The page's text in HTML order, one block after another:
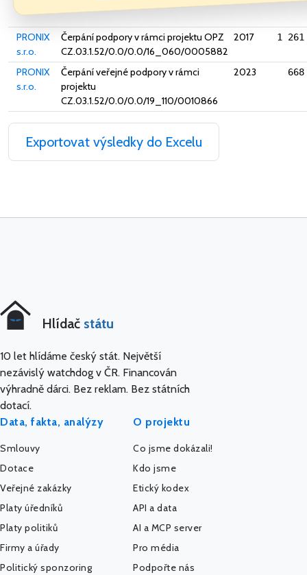
PRONIX
s.r.o.
Čerpání podpory v rámci projektu OPZ
CZ.03.1.52/0.0/0.0/16_060/0005882
2017 1
PRONIX
s.r.o.
Čerpání veřejné podpory v rámci
projektu
CZ.03.1.52/0.0/0.0/19_110/0010866
2023
Exportovat výsledky do Excelu
Hlídač státu
10 let hlídáme český stát. Největší
nezávislý watchdog v ČR. Financován
výhradně dárci. Bez reklam. Bez státních
dotací.
Data, fakta, analýzy
Smlouvy
Dotace
Veřejné zakázky
Platy úředníků
Platy politiků
Firmy a úřady
Politický sponzoring
O projektu
Co jsme dokázali!
Kdo jsme
Etický kodex
API a data
AI a MCP server
Pro média
Podpořte nás